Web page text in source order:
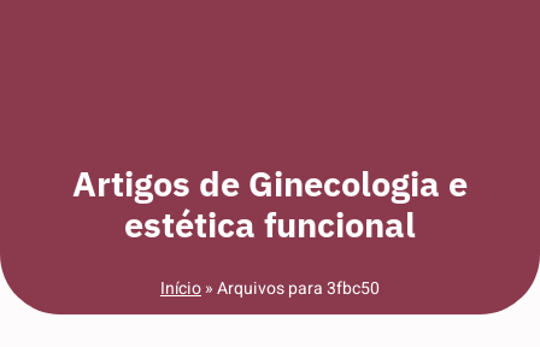
Artigos de Ginecologia e
estética funcional
Início»Arquivos para 3fbc50